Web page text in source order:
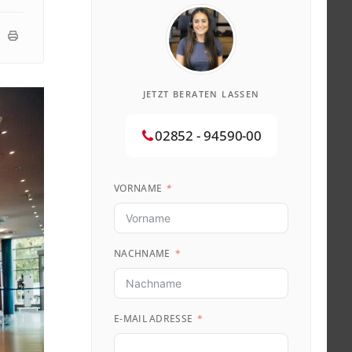
JETZT BERATEN LASSEN
02852 - 94590-00
VORNAME
NACHNAME
E-MAIL ADRESSE